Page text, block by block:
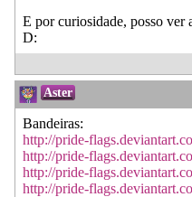
E por curiosidade, posso ver
D:
Aster
Bandeiras:
http://pride-
http://pride-
http://pride-
http://pride-